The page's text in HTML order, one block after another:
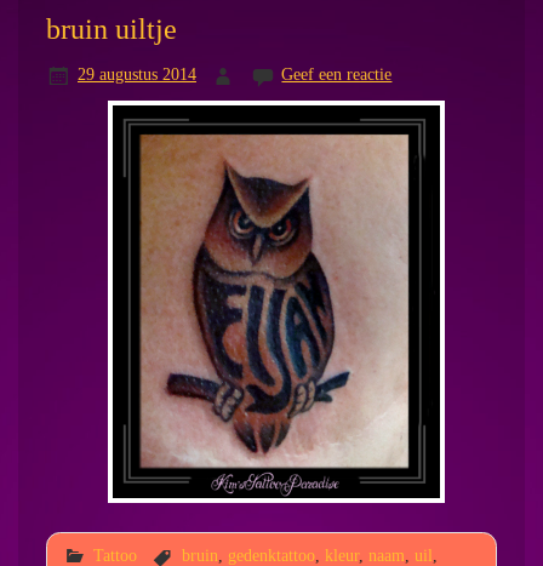
bruin uiltje
29 augustus 2014 Geef een reactie
Tattoo bruin gedenktattoo, kleur, naam uil